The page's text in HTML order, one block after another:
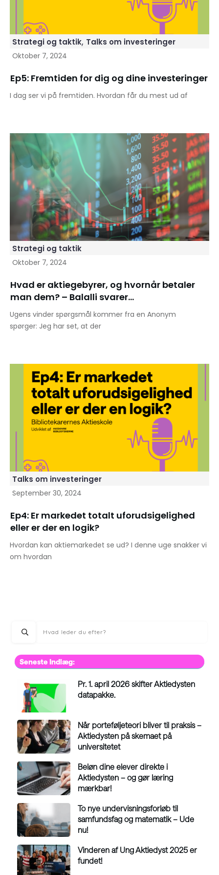
Strategi og taktik, Talks om investeringer
Oktober 7, 2024
Ep5: Fremtiden for dig og dine investeringer
I dag ser vi på fremtiden. Hvordan får du mest ud af
Strategi og taktik
Oktober 7, 2024
Hvad er aktiegebyrer, og hvornår betaler
man dem? – Balalli svarer…
Ugens vinder spørgsmål kommer fra en Anonym
spørger: Jeg har set, at der
Talks om investeringer
September 30, 2024
Ep4: Er markedet totalt uforudsigelighed
eller er der en logik?
Hvordan kan aktiemarkedet se ud? I denne uge snakker vi
om hvordan
Seneste Indlæg:
Pr. 1. april 2026 skifter Aktiedysten
datapakke.
Når porteføljeteori bliver til praksis –
Aktiedysten på skemaet på
universitetet
Beløn dine elever direkte i
Aktiedysten – og gør læring
mærkbar!
To nye undervisningsforløb til
samfundsfag og matematik – Ude
nu!
Vinderen af Ung Aktiedyst 2025 er
fundet!